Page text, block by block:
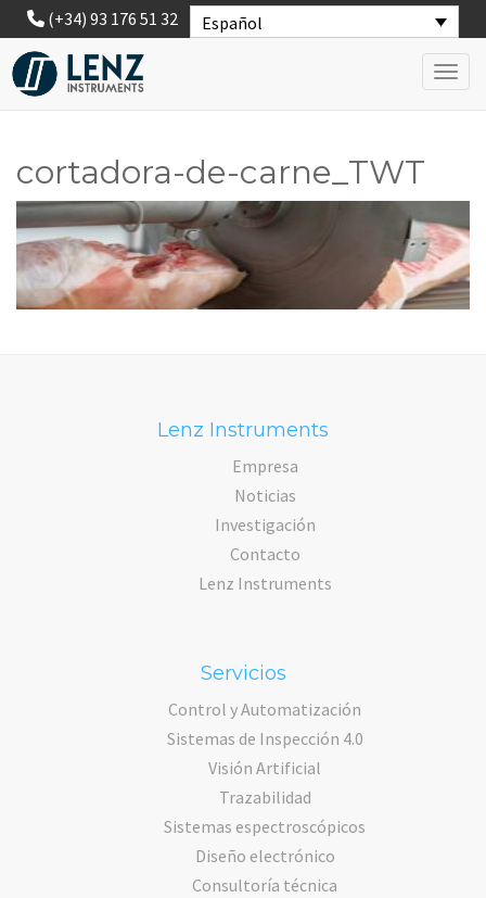
Español
(+34) 93 176 51 32
cortadora-de-carne_TWT
Lenz Instruments
Empresa
Noticias
Investigación
Contacto
Lenz Instruments
Servicios
Control y Automatización
Sistemas de Inspección 4.0
Visión Artificial
Trazabilidad
Sistemas espectroscópicos
Diseño electrónico
Consultoría técnica